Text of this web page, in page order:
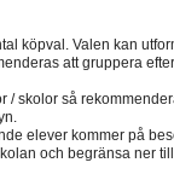
köpval. Valen kan
att gruppera
/ skolor så
elever kommer på
och begränsa ner